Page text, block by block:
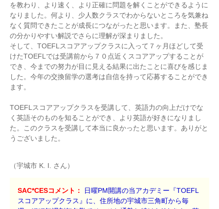
を教わり、より速く、より正確に問題を解くことができるように
なりました。何より、少人数クラスでわからないところを気兼ね
なく質問できたことが成長につながったと思います。また、塾長
の分かりやすい解説でさらに理解が深まりました。
そして、TOEFLスコアアップクラスに入って７ヶ月ほどして受
けたTOEFLでは受講前から７０点近くスコアアップすることが
でき、今までの努力が目に見える結果に出たことに喜びを感じま
した。今年の交換留学の選考は自信を持って応募することができ
ます。
TOEFLスコアアップクラスを受講して、英語力の向上だけでな
く英語そのものを知ることができ、より英語が好きになりまし
た。このクラスを受講して本当に良かったと思います。ありがと
うございました。
（宇城市 K. I. さん）
SAC*CESコメント：
日曜PM開講の当アカデミー『TOEFL
スコアアップクラス』に、住所地の宇城市三角町から毎